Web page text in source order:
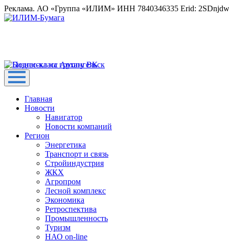
Реклама. АО «Группа «ИЛИМ» ИНН 7840346335 Erid:
Главная
Новости
Навигатор
Новости компаний
Регион
Энергетика
Транспорт и связь
Стройиндустрия
ЖКХ
Агропром
Лесной комплекс
Экономика
Ретроспектива
Промышленность
Туризм
НАО on-line